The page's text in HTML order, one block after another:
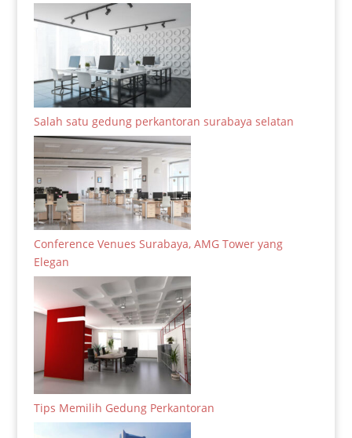
Salah satu gedung perkantoran surabaya selatan
Conference Venues Surabaya, AMG Tower yang
Elegan
Tips Memilih Gedung Perkantoran